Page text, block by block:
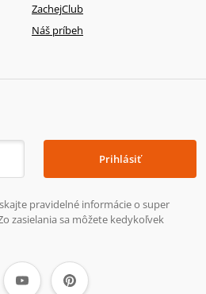
ZachejClub
Náš príbeh
Prihlásiť
pravidelné informácie o super
zasielania sa môžete kedykoľvek